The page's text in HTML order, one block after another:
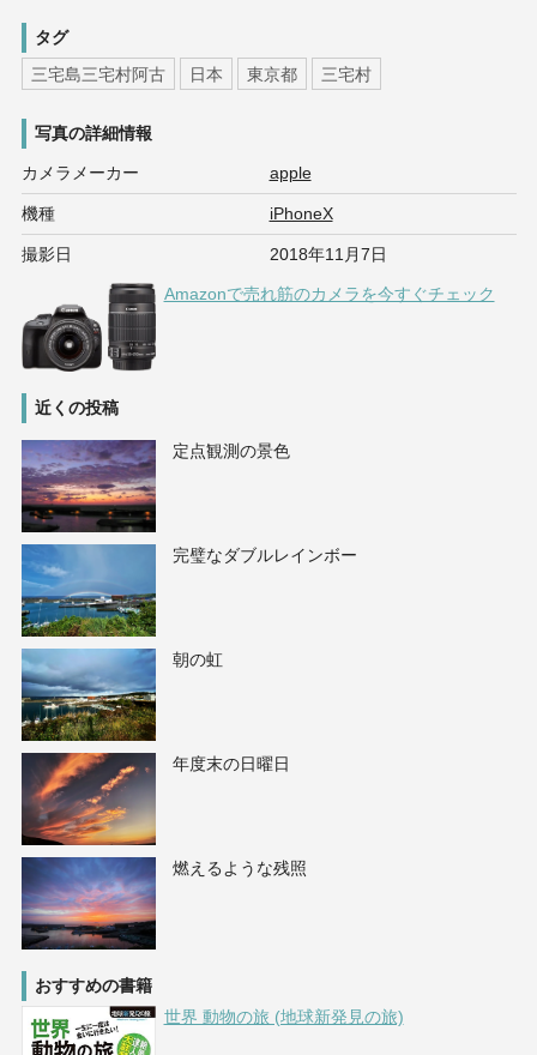
タグ
三宅島三宅村阿古
日本 東京都 三宅村
写真の詳細情報
カメラメーカー apple
機種 iPhoneX
撮影日 2018年11月7日
Amazonで売れ筋のカメラを今すぐチェック
近くの投稿
定点観測の景色
完璧なダブルレインボー
朝の虹
年度末の日曜日
燃えるような残照
おすすめの書籍
世界 動物の旅 (地球新発見の旅)